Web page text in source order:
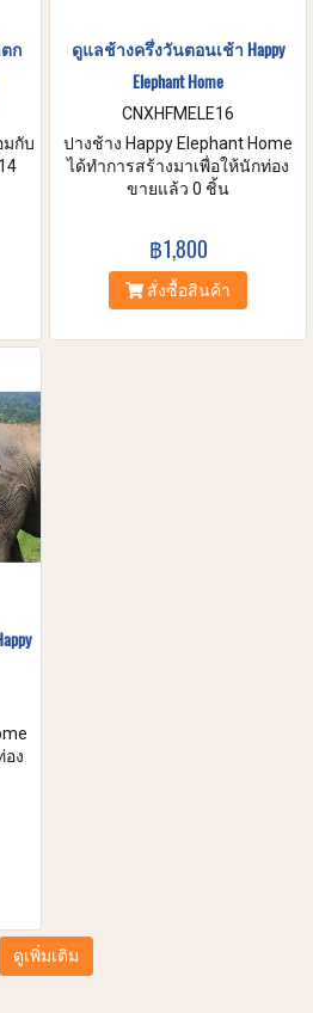
ก
กับ
.ที่
ะ
รา
ม
น
ดูแลช้างครึ่งวันตอนเช้า Happy
Elephant Home
CNXHFMELE16
ปางช้าง Happy Elephant Home
ได้ทำการสร้างมาเพื่อให้นักท่อง
เที่ยวได้รับประสบการณ์ที่
เหล่านี้ เพลิดเพลินได้ทั้งวันกับการ
ให้อาหาร อาบน้ำแก่ช้าง และการ
เรียนรู้ข้อเท็จจริงที่น่าสนใจเกี่ยว
ขายแล้ว 0 ชิ้น
฿1,800
สั่งซื้อสินค้า
อง
าร
าร
ว
ดูเพิ่มเติม